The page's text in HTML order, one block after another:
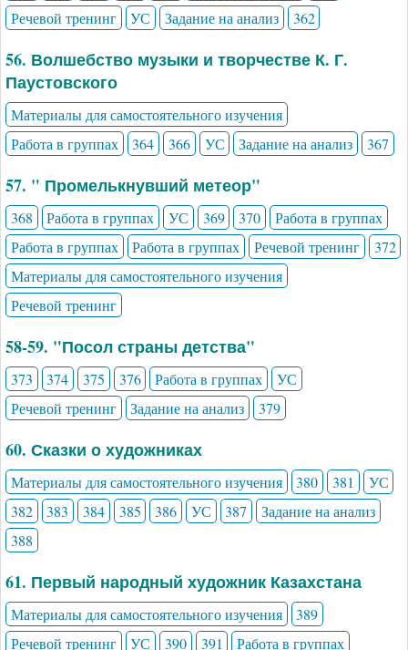
Речевой тренинг
УС Задание на анализ 362
56. Волшебство музыки и творчестве К. Г.
Паустовского
Материалы для самостоятельного изучения
Работа в группах
364 366 УС Задание на анализ 367
57. " Промелькнувший метеор"
368 Работа в группах УС 369 370
Работа в группах
Работа в группах
Работа в группах Речевой тренинг
372
Материалы для самостоятельного изучения
Речевой тренинг
58-59. "Посол страны детства"
373 374 375 376 Работа в группах
УС
Речевой тренинг
Задание на анализ 379
60. Сказки о художниках
Материалы для самостоятельного изучения 380 381
УС
382
383 384 385 386 УС 387
Задание на анализ
388
61. Первый народный художник Казахстана
Материалы для самостоятельного изучения
389
Речевой тренинг
УС 390 391 Работа в группах